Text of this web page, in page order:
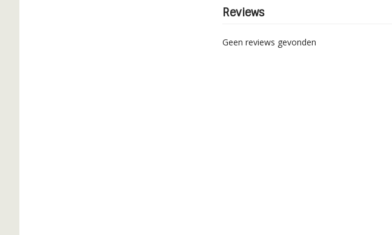
Reviews
Geen reviews gevonden